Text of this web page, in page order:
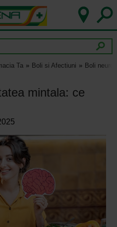
Ta Boli si Afectiuni Boli
mintala: ce